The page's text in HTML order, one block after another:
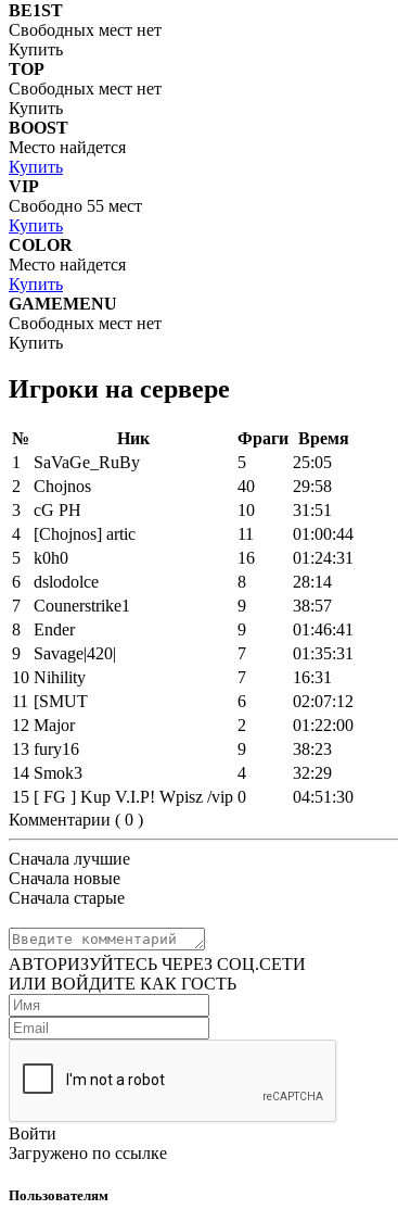
BE1ST
Свободных мест нет
Купить
TOP
Свободных мест нет
Купить
BOOST
Место найдется
Купить
VIP
Свободно 55 мест
Купить
COLOR
Место найдется
Купить
GAMEMENU
Свободных мест нет
Купить
Игроки на сервере
№ Ник Фраги Время
1
SaVaGe_RuBy 5
25:05
2
Chojnos 40
29:58
3
cG PH 10
31:51
4
[Chojnos] artic 11
01:00:44
5
k0h0 16
01:24:31
6
dslodolce 8
28:14
7
Counerstrike1 9
38:57
8
Ender 9
01:46:41
9
Savage|420| 7
01:35:31
10 Nihility 7
16:31
11 [SMUT 6
02:07:12
12 Major 2
01:22:00
13 fury16 9
38:23
14 Smok3 4
32:29
15 [ FG ] Kup V.I.P! Wpisz /vip 0
04:51:30
Комментарии ( 0 )
Сначала лучшие
Сначала новые
Сначала старые
АВТОРИЗУЙТЕСЬ ЧЕРЕЗ СОЦ.СЕТИ
ИЛИ ВОЙДИТЕ КАК ГОСТЬ
Войти
Загружено по ссылке
Пользователям